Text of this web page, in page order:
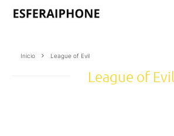
Inicio League of Evil
League of Evil